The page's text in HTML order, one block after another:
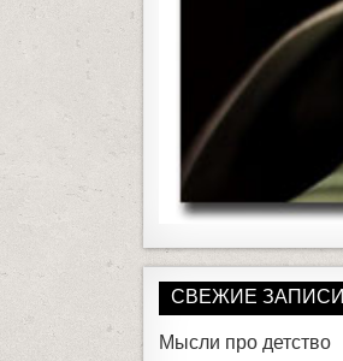
СВЕЖИЕ ЗАПИСИ
Мысли про детство